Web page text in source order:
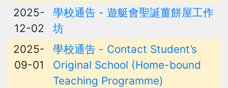
2025-
12-02
學校通告 - 遊艇會聖誕薑餅屋工作
坊
2025-
09-01
學校通告 - Contact Student’s
Original School (Home-bound
Teaching Programme)